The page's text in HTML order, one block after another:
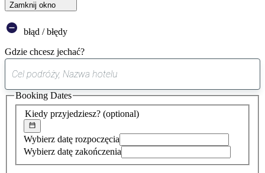
Zamknij okno
błąd / błędy
Gdzie chcesz jechać?
sugestia
została
znaleziona
Kiedy przyjedziesz? (optional)
Wybierz datę rozpoczęcia
Wybierz datę zakończenia
Booking Dates